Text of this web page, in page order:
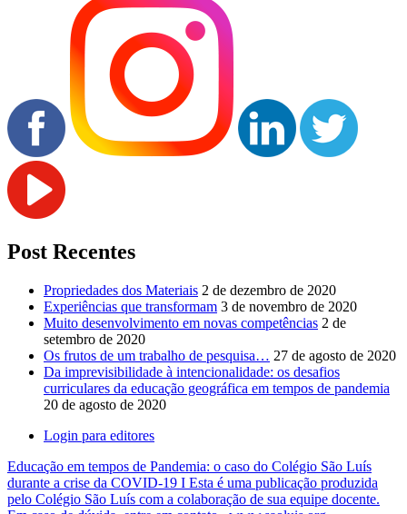
Post Recentes
Propriedades dos Materiais 2 de dezembro de 2020
Experiências que transformam 3 de novembro de 2020
Muito desenvolvimento em novas competências 2 de
setembro de 2020
Os frutos de um trabalho de pesquisa… 27 de agosto de 2020
Da imprevisibilidade à intencionalidade: os desafios
curriculares da educação geográfica em tempos de pandemia
20 de agosto de 2020
Login para editores
Educação em tempos de Pandemia: o caso do Colégio São Luís
durante a crise da COVID-19 I Esta é uma publicação produzida
pelo Colégio São Luís com a colaboração de sua equipe docente.